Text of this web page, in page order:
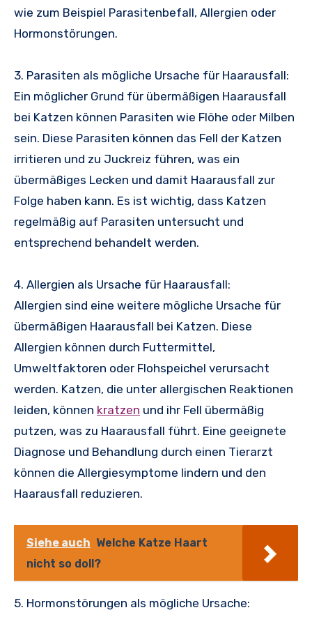
wie zum Beispiel Parasitenbefall, Allergien oder
Hormonstörungen.
3. Parasiten als mögliche Ursache für Haarausfall:
Ein möglicher Grund für übermäßigen Haarausfall
bei Katzen können Parasiten wie Flöhe oder Milben
sein. Diese Parasiten können das Fell der Katzen
irritieren und zu Juckreiz führen, was ein
übermäßiges Lecken und damit Haarausfall zur
Folge haben kann. Es ist wichtig, dass Katzen
regelmäßig auf Parasiten untersucht und
entsprechend behandelt werden.
4. Allergien als Ursache für Haarausfall:
Allergien sind eine weitere mögliche Ursache für
übermäßigen Haarausfall bei Katzen. Diese
Allergien können durch Futtermittel,
Umweltfaktoren oder Flohspeichel verursacht
werden. Katzen, die unter allergischen Reaktionen
leiden, können kratzen und ihr Fell übermäßig
putzen, was zu Haarausfall führt. Eine geeignete
Diagnose und Behandlung durch einen Tierarzt
können die Allergiesymptome lindern und den
Haarausfall reduzieren.
Siehe auch Welche Katze Haart
nicht so doll?
5. Hormonstörungen als mögliche Ursache: